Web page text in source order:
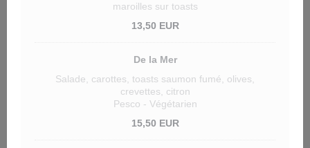
maroilles sur toasts
13,50 EUR
De la Mer
Salade, carottes, toasts saumon fumé, olives,
crevettes, citron
Pesco - Végétarien
15,50 EUR